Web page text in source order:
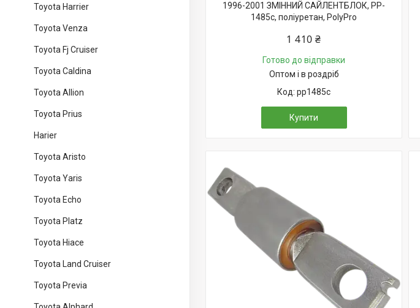
Toyota Harrier
Toyota Venza
Toyota Fj Cruiser
Toyota Caldina
Toyota Allion
Toyota Prius
Harier
Toyota Aristo
Toyota Yaris
Toyota Echo
Toyota Platz
Toyota Hiace
Toyota Land Cruiser
Toyota Previa
1996-2001 ЗМІННИЙ САЙЛЕНТБЛОК, PP-
1485c, поліуретан, PolyPro
1 410 ₴
Готово до відправки
Оптом і в роздріб
pp1485c
Купити